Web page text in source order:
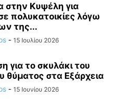
στην Κυψέλη για
πολυκατοικίες λόγω
της...
- 15 Ιουλίου 2026
για το σκυλάκι του
θύματος στα Εξάρχεια
- 15 Ιουνίου 2026